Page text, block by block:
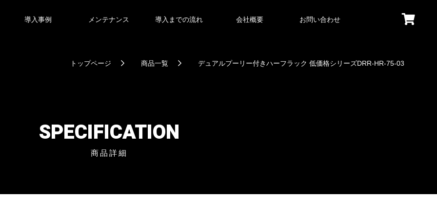
導入事例 メンテナンス 導入までの流れ 会社概要 お問い合わせ
トップページ 商品一覧 デュアルプーリー付きハーフラック 低価格シリーズDRR-HR-75-03
SPECIFICATION
商品詳細